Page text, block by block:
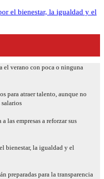
el bienestar, la igualdad y el
el verano con poca o ninguna
para atraer talento, aunque no
las empresas a reforzar sus
bienestar, la igualdad y el
preparadas para la transparencia